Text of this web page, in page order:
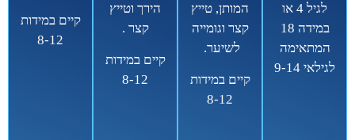
לגיל 4 או
במידה 18
המתאימה
לגילאי 9-14
המותן, טייץ
קצר וגומייה
לשיער.
קיים במידות
8-12
הירך וטייץ
קצר .
קיים במידות
8-12
קיים במידות
8-12